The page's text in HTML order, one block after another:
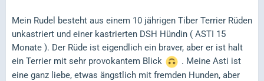
Mein Rudel besteht aus einem 10 jährigen Tiber Terrier Rüden
unkastriert und einer kastrierten DSH Hündin ( ASTI 15
Monate ). Der Rüde ist eigendlich ein braver, aber er ist halt
ein Terrier mit sehr provokantem Blick
. Meine Asti ist
eine ganz liebe, etwas ängstlich mit fremden Hunden, aber